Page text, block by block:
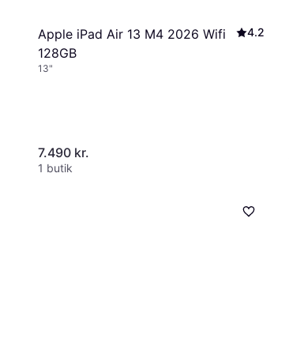
Apple iPad Air 13 M4 2026 Wifi
128GB
4.2
13"
7.490 kr.
1 butik